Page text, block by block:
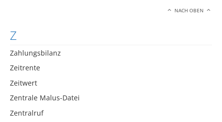
NACH OBEN
Z
Zahlungsbilanz
Zeitrente
Zeitwert
Zentrale Malus-Datei
Zentralruf